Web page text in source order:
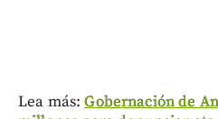
Lea más:Gobernación de